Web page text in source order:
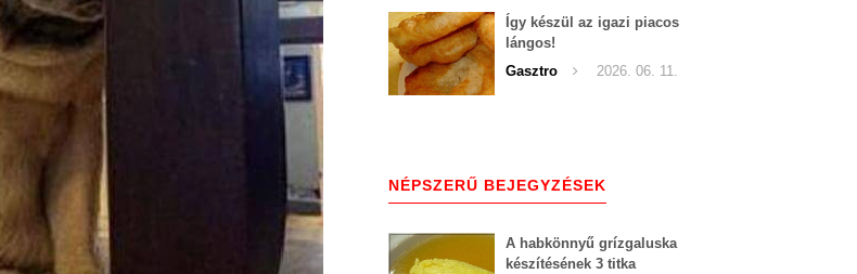
Így készül az igazi piacos
lángos!
Gasztro
2026. 06. 11.
NÉPSZERŰ BEJEGYZÉSEK
A habkönnyű grízgaluska
készítésének 3 titka